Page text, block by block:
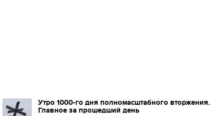
Утро 1000-го дня полномасштабного вторжения.
Главное за прошедший день